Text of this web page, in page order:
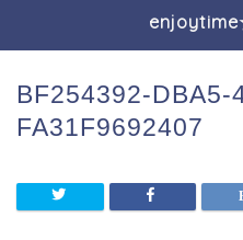
BF254392-DBA5-
FA31F9692407